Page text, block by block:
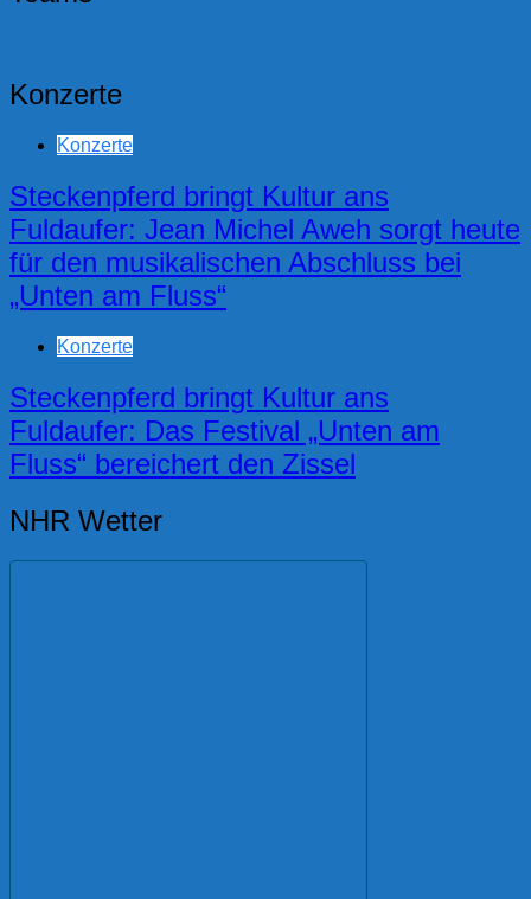
Konzerte
Konzerte
Steckenpferd bringt Kultur ans
Fuldaufer: Jean Michel Aweh sorgt heute
für den musikalischen Abschluss bei
„Unten am Fluss“
Konzerte
Steckenpferd bringt Kultur ans
Fuldaufer: Das Festival „Unten am
Fluss“ bereichert den Zissel
NHR Wetter